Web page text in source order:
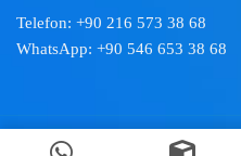
Telefon: +90 216 573 38 68
WhatsApp: +90 546 653 38 68